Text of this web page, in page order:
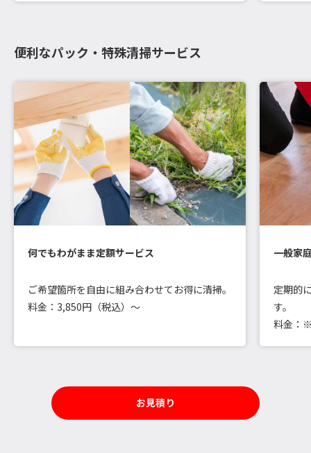
便利なパック・特殊清掃サービス
何でもわがまま定額サービス
ご希望箇所を自由に組み合わせてお得に清掃。
料金：3,850円（税込）～
一般家
定期的
す。
料金：
お見積り